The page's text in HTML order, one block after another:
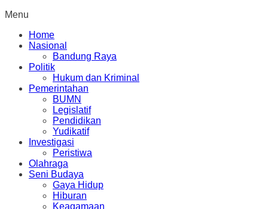
Menu
Home
Nasional
Bandung Raya
Politik
Hukum dan Kriminal
Pemerintahan
BUMN
Legislatif
Pendidikan
Yudikatif
Investigasi
Peristiwa
Olahraga
Seni Budaya
Gaya Hidup
Hiburan
Keagamaan